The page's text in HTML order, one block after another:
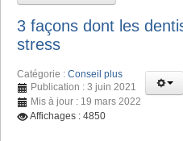
3 façons dont les
stress
Catégorie : Conseil plus
Publication : 3 juin 2021
Mis à jour : 19 mars 2022
Affichages : 4850